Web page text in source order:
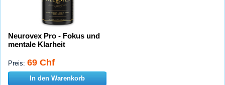
Neurovex Pro - Fokus und
mentale Klarheit
Preis: 69 Chf
In den Warenkorb